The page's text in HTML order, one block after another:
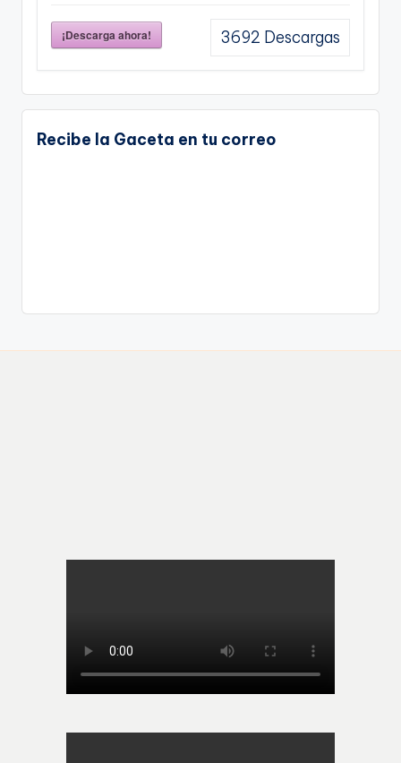
¡Descarga ahora! 3692 Descargas
Recibe la Gaceta en tu correo